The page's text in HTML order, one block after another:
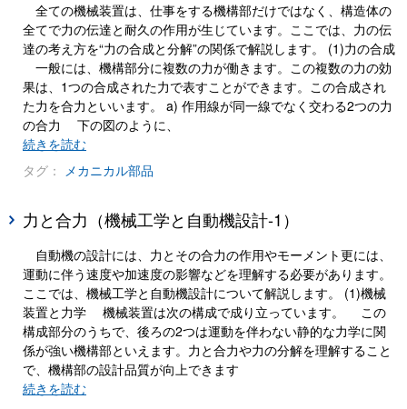
全ての機械装置は、仕事をする機構部だけではなく、構造体の
全てで力の伝達と耐久の作用が生じています。ここでは、力の伝
達の考え方を“力の合成と分解”の関係で解説します。 (1)力の合成
一般には、機構部分に複数の力が働きます。この複数の力の効
果は、1つの合成された力で表すことができます。この合成され
た力を合力といいます。 a) 作用線が同一線でなく交わる2つの力
の合力 下の図のように、
続きを読む
タグ： メカニカル部品
力と合力（機械工学と自動機設計-1）
自動機の設計には、力とその合力の作用やモーメント更には、
運動に伴う速度や加速度の影響などを理解する必要があります。
ここでは、機械工学と自動機設計について解説します。 (1)機械
装置と力学 機械装置は次の構成で成り立っています。 この
構成部分のうちで、後ろの2つは運動を伴わない静的な力学に関
係が強い機構部といえます。力と合力や力の分解を理解すること
で、機構部の設計品質が向上できます
続きを読む